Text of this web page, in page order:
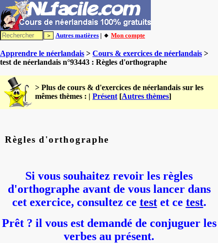
Autres matières | 🔸 Mon compte
Apprendre le néerlandais > Cours & exercices de néerlandais >
test de néerlandais n°93443 : Règles d'orthographe
> Plus de cours & d'exercices de néerlandais sur les
mêmes thèmes : | Présent [Autres thèmes]
Règles d'orthographe
Si vous souhaitez revoir les règles
d'orthographe avant de vous lancer dans
cet exercice, consultez ce testet ce test.
Prêt ? il vous est demandé de conjuguer les
verbes au présent.